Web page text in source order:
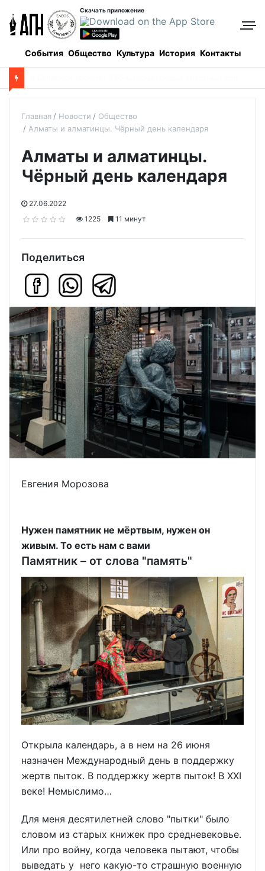
Скачать приложение
События Общество Культура История Контакты
Главная Новости
Общество
Алматы и алматинцы. Чёрный день календаря
Алматы и алматинцы.
Чёрный день календаря
27.06.2022
1225
11 минут
Поделиться
Евгения Морозова
Нужен памятник не мёртвым, нужен он
живым. То есть нам с вами
Памятник – от слова "память"
Открыла календарь, а в нем на 26 июня
назначен Международный день в поддержку
жертв пыток. В поддержку жертв пыток! В XXI
веке! Немыслимо…
Для меня десятилетней слово "пытки" было
словом из старых книжек про средневековье.
Или про войну, когда человека пытают, чтобы
выведать у него какую-то страшную военную